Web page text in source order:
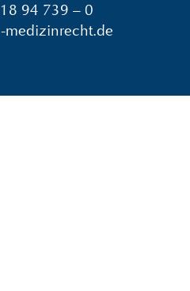
94 739 – 0
medizinrecht.de